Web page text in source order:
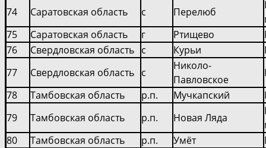
74
Саратовская область с Перелюб
75
Саратовская область г Ртищево
76
Свердловская область с Курьи
77
Свердловская область с
Николо-
Павловское
78
Тамбовская область р.п. Мучкапский
79
Тамбовская область р.п. Новая Ляда
80
Тамбовская область р.п. Умёт